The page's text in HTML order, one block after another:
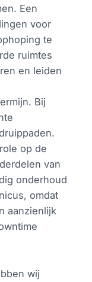
Een
voor
te
ruimtes
en leiden
Bij
op de
van
onderhoud
omdat
aanzienlijk
wij